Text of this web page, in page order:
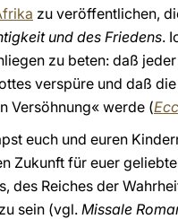
zu veröffentlichen,
und des Friedens.
zu beten: daß
verspüre und daß
Versöhnung« werde (
euch und euren
Zukunft für euer
des Reiches der
sein (vgl. Missale